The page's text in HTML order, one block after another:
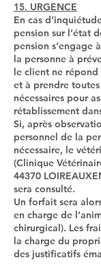
15. URGENCE
En cas
pension sur l’état
pension s’engage
la personne à
le client ne
et à prendre
nécessaires pour
rétablissement
Si, après
personnel de la
nécessaire, le
(Clinique
44370
sera consulté.
Un forfait sera
en charge de
chirurgical). Les
la charge du
des justificatifs